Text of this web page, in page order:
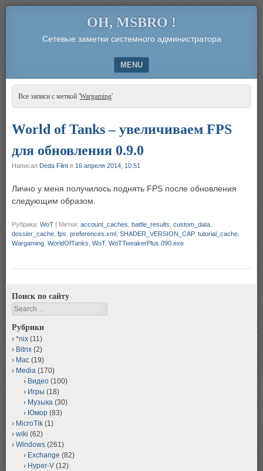
OH, MSBRO !
Сетевые заметки системного администратора
MENU
SKIP TO CONTENT
Все записи с меткой 'Wargaming'
World of Tanks – увеличиваем FPS
для обновления 0.9.0
Написал Deda Flint в 16 апреля 2014, 10:51
Лично у меня получилось поднять FPS после обновления
следующим образом.
Рубрика: WoT | Метки: account_caches battle_results custom_data
dossier_cache fps preferences.xml SHADER_VERSION_CAP, tutorial_cache
Wargaming WorldOfTanks WoT, WoTTweakerPlus.090.exe
Поиск по сайту
Search
Рубрики
*nix (11)
Bitrix (2)
Mac (19)
Media (170)
Видео (100)
Игры (18)
Музыка (30)
Юмор (83)
MicroTik (1)
wiki (62)
Windows (261)
Exchange (82)
Hyper-V (12)